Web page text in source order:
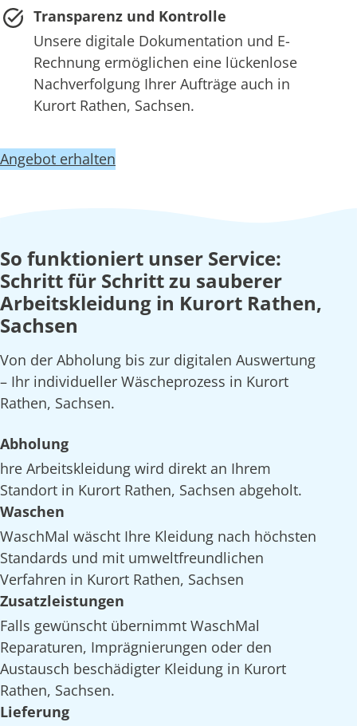
Transparenz und Kontrolle
Unsere digitale Dokumentation und E-
Rechnung ermöglichen eine lückenlose
Nachverfolgung Ihrer Aufträge auch in
Kurort Rathen, Sachsen.
Angebot erhalten
So funktioniert unser Service:
Schritt für Schritt zu sauberer
Arbeitskleidung in Kurort Rathen,
Sachsen
Von der Abholung bis zur digitalen Auswertung
– Ihr individueller Wäscheprozess in Kurort
Rathen, Sachsen.
Abholung
hre Arbeitskleidung wird direkt an Ihrem
Standort in Kurort Rathen, Sachsen abgeholt.
Waschen
WaschMal wäscht Ihre Kleidung nach höchsten
Standards und mit umweltfreundlichen
Verfahren in Kurort Rathen, Sachsen
Zusatzleistungen
Falls gewünscht übernimmt WaschMal
Reparaturen, Imprägnierungen oder den
Austausch beschädigter Kleidung in Kurort
Rathen, Sachsen.
Lieferung